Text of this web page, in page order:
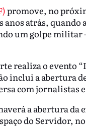
promove, no
atrás,
um golpe militar
realiza o evento
inclui a abertura
com jornalistas e
a abertura da
do Servidor, no